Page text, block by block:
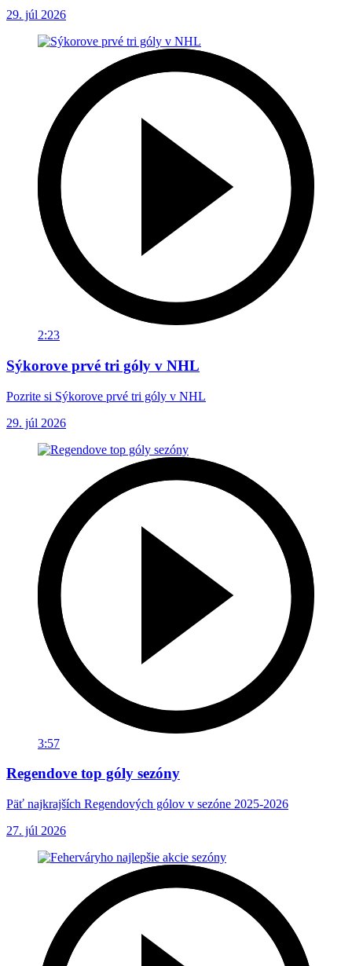
29. júl 2026
2:23
Sýkorove prvé tri góly v NHL
Pozrite si Sýkorove prvé tri góly v NHL
29. júl 2026
3:57
Regendove top góly sezóny
Päť najkrajších Regendových gólov v sezóne 2025-2026
27. júl 2026